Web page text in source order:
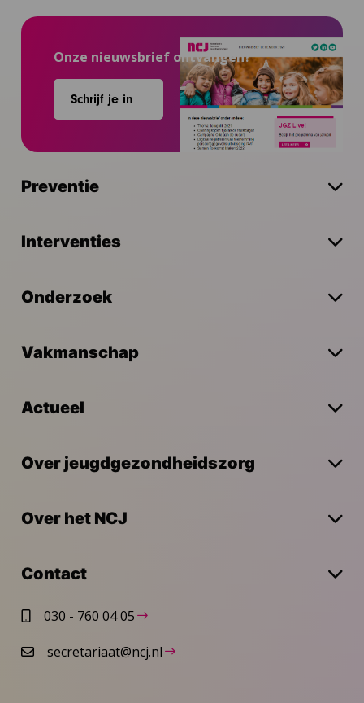
Onze nieuwsbrief ontvangen?
Schrijf je in
Preventie
Interventies
Onderzoek
Vakmanschap
Actueel
Over jeugdgezondheidszorg
Over het NCJ
Contact
030 - 760 04 05
secretariaat@ncj.nl